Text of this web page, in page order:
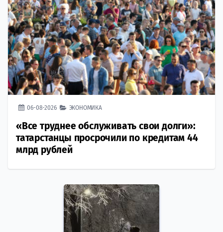
06-08-2026 ЭКОНОМИКА
«Все труднее обслуживать свои долги»:
татарстанцы просрочили по кредитам 44
млрд рублей